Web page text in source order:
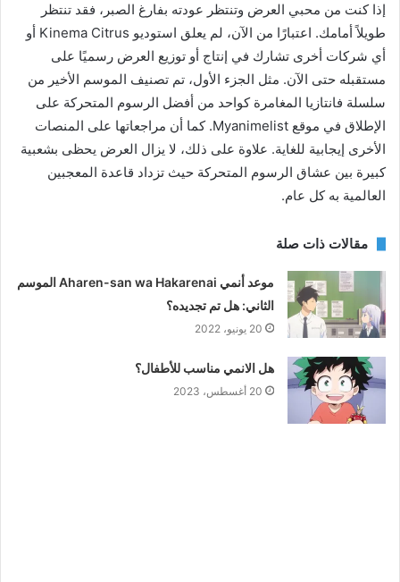
إذا كنت من محبي العرض وتنتظر عودته بفارغ الصبر، فقد تنتظر
طويلاً أمامك. اعتبارًا من الآن، لم يعلق استوديو Kinema Citrus أو
أي شركات أخرى تشارك في إنتاج أو توزيع العرض رسميًا على
مستقبله حتى الآن. مثل الجزء الأول، تم تصنيف الموسم الأخير من
سلسلة فانتازيا المغامرة كواحد من أفضل الرسوم المتحركة على
الإطلاق في موقع Myanimelist. كما أن مراجعاتها على المنصات
الأخرى إيجابية للغاية. علاوة على ذلك، لا يزال العرض يحظى بشعبية
كبيرة بين عشاق الرسوم المتحركة حيث تزداد قاعدة المعجبين
العالمية به كل عام.
مقالات ذات صلة
موعد أنمي Aharen-san wa Hakarenai الموسم
الثاني: هل تم تجديده؟
20 يونيو، 2022
هل الانمي مناسب للأطفال؟
20 أغسطس، 2023